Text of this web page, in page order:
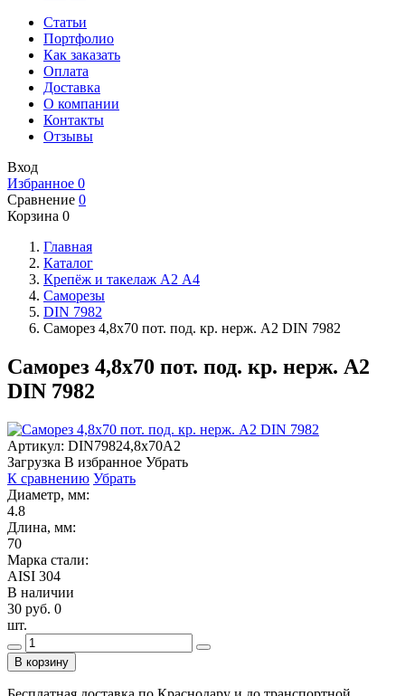
Статьи
Портфолио
Как заказать
Оплата
Доставка
О компании
Контакты
Отзывы
Вход
Избранное 0
Сравнение 0
Корзина 0
Главная
Каталог
Крепёж и такелаж А2 А4
Саморезы
DIN 7982
Саморез 4,8х70 пот. под. кр. нерж. А2 DIN 7982
Саморез 4,8х70 пот. под. кр. нерж. А2
DIN 7982
Артикул: DIN79824,8х70А2
Загрузка В избранное Убрать
К сравнению Убрать
Диаметр, мм:
4.8
Длина, мм:
70
Марка стали:
AISI 304
В наличии
30 руб. 0
шт.
В корзину